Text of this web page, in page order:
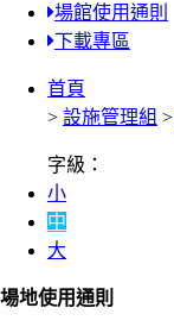
場館使用通則
下載專區
首頁
> 設施管理組 >
字級：
小
中
大
場地使用通則